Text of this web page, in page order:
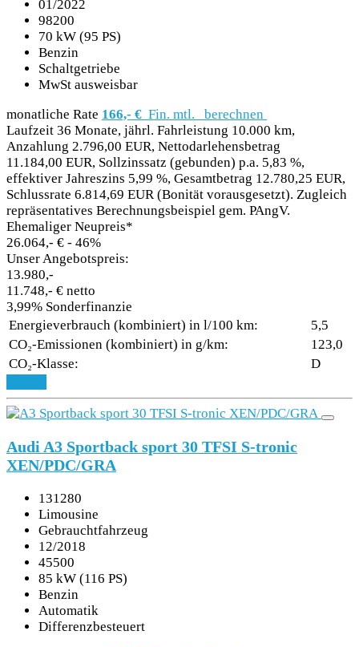
01/2022
98200
70 kW (95 PS)
Benzin
Schaltgetriebe
MwSt ausweisbar
monatliche Rate 166,- € Fin. mtl.
berechnen
Laufzeit 36 Monate, jährl. Fahrleistung 10.000 km,
Anzahlung 2.796,00 EUR, Nettodarlehensbetrag
11.184,00 EUR, Sollzinssatz (gebunden) p.a. 5,83 %,
effektiver Jahreszins 5,99 %, Gesamtbetrag 12.780,25 EUR,
Schlussrate 6.814,69 EUR (Bonität vorausgesetzt). Zugleich
repräsentatives Berechnungsbeispiel gem. PAngV.
Ehemaliger Neupreis*
26.064,- € - 46%
Unser Angebotspreis:
13.980,-
11.748,- € netto
3,99% Sonderfinanzie
Energieverbrauch (kombiniert) in l/100 km:
5,5
CO₂-Emissionen (kombiniert) in g/km:
123,0
CO₂-Klasse:
D
Audi A3 Sportback sport 30 TFSI S-tronic
XEN/PDC/GRA
131280
Limousine
Gebrauchtfahrzeug
12/2018
45500
85 kW (116 PS)
Benzin
Automatik
Differenzbesteuert